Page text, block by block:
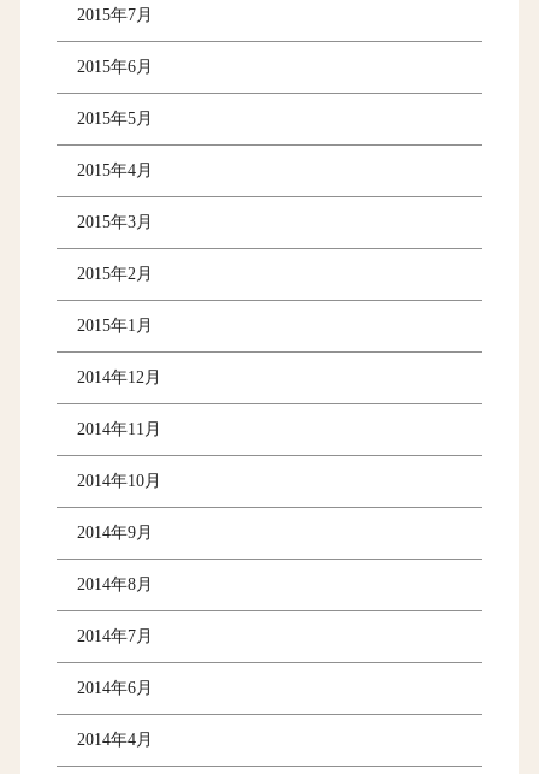
2015年7月
2015年6月
2015年5月
2015年4月
2015年3月
2015年2月
2015年1月
2014年12月
2014年11月
2014年10月
2014年9月
2014年8月
2014年7月
2014年6月
2014年4月